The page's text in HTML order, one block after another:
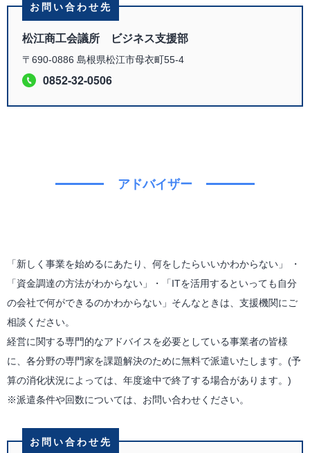
お問い合わせ先
松江商工会議所 ビジネス支援部
〒690-0886 島根県松江市母衣町55-4
0852-32-0506
アドバイザー
「新しく事業を始めるにあたり、何をしたらいいかわからない」 ・
「資金調達の方法がわからない」・「ITを活用するといっても自分
の会社で何ができるのかわからない」そんなときは、支援機関にご
相談ください。
経営に関する専門的なアドバイスを必要としている事業者の皆様
に、各分野の専門家を課題解決のために無料で派遣いたします。(予
算の消化状況によっては、年度途中で終了する場合があります。)
※派遣条件や回数については、お問い合わせください。
お問い合わせ先